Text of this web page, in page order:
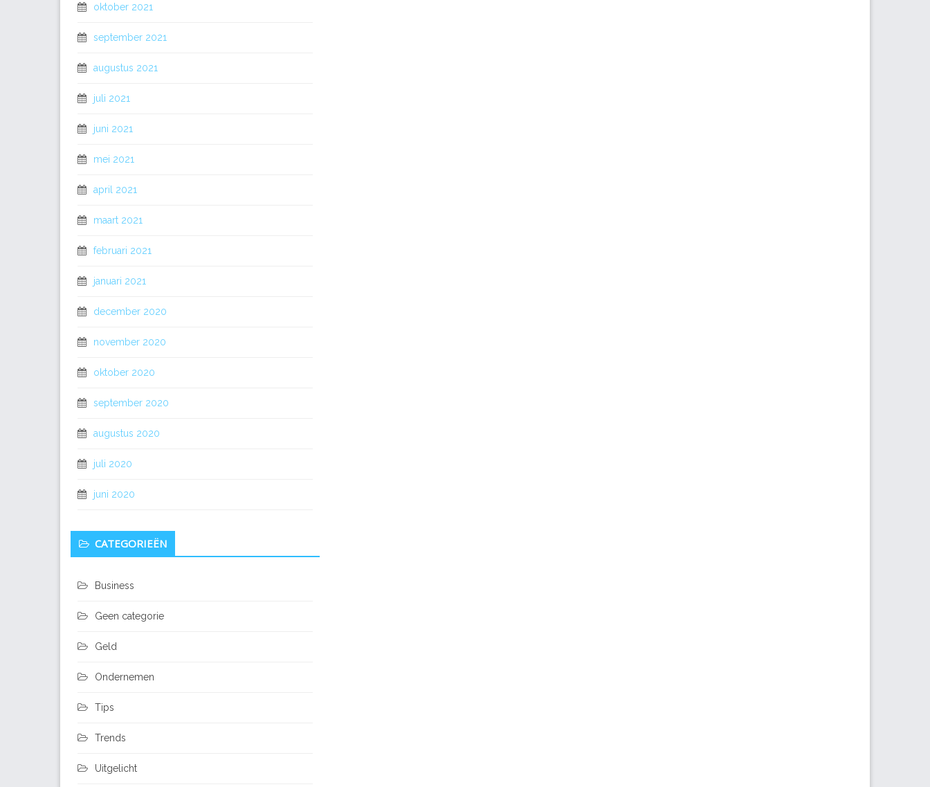
oktober 2021
september 2021
augustus 2021
juli 2021
juni 2021
mei 2021
april 2021
maart 2021
februari 2021
januari 2021
december 2020
november 2020
oktober 2020
september 2020
augustus 2020
juli 2020
juni 2020
CATEGORIEËN
Business
Geen categorie
Geld
Ondernemen
Tips
Trends
Uitgelicht